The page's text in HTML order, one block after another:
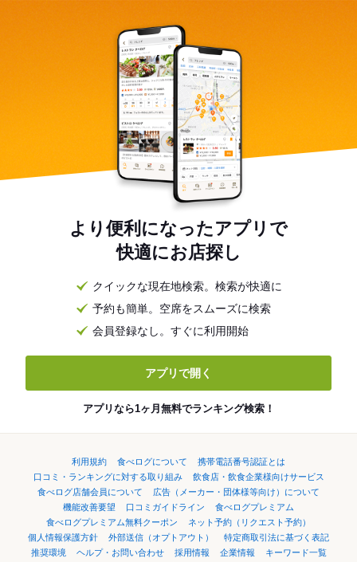
より便利になったアプリで
快適にお店探し
クイックな現在地検索。検索が快適に
予約も簡単。空席をスムーズに検索
会員登録なし。すぐに利用開始
アプリで開く
アプリなら1ヶ月無料でランキング検索！
利用規約 食べログについて
携帯電話番号認証とは
口コミ・ランキングに対する取り組み
飲食店・飲食企業様向けサービス
食べログ店舗会員について
広告（メーカー・団体様等向け）について
機能改善要望
口コミガイドライン
食べログプレミアム
食べログプレミアム無料クーポン
ネット予約（リクエスト予約）
個人情報保護方針
外部送信（オプトアウト）
特定商取引法に基づく表記
推奨環境
ヘルプ・お問い合わせ 採用情報 企業情報
キーワード一覧